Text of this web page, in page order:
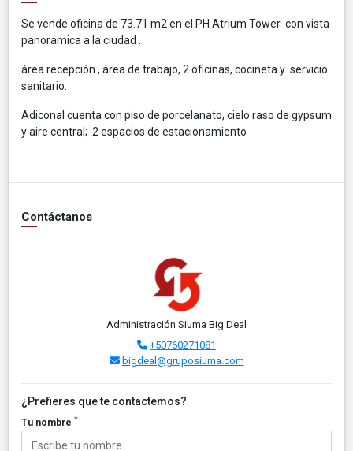
Se vende oficina de 73.71 m2 en el PH Atrium Tower con vista
panoramica a la ciudad .
área recepción , área de trabajo, 2 oficinas, cocineta y servicio
sanitario.
Adiconal cuenta con piso de porcelanato, cielo raso de gypsum
y aire central; 2 espacios de estacionamiento
Contáctanos
Administración Siuma Big Deal
+50760271081
bigdeal@gruposiuma.com
¿Prefieres que te contactemos?
Tu nombre *